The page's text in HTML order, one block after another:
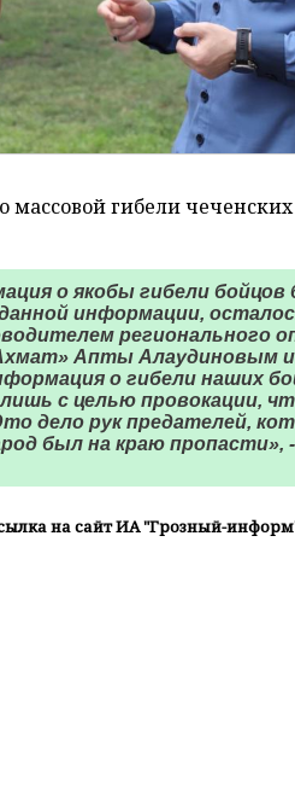
гибели
о якобы гибели
информации,
регионального
Апты Алаудиновым
о гибели наших
с целью провокации,
дело рук предателей,
был на краю пропасти»,
на сайт ИА "Грозный-